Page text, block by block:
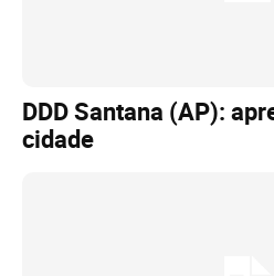
DDD Santana (AP):
cidade